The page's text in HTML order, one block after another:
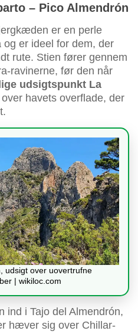
– Pico Almendrón
er en perle
er ideel for dem, der
rute. Stien fører gennem
ravinerne, før den når
udsigtspunkt La
havets overflade, der
udsigt over uovertrufne
| wikiloc.com
ind i Tajo del Almendrón,
hæver sig over Chillar-